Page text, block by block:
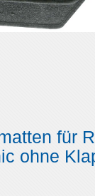
für
ohne